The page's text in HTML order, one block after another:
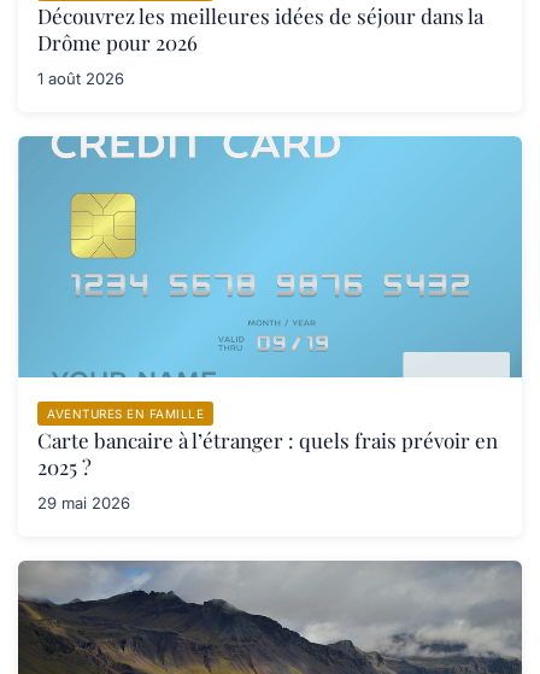
Découvrez les meilleures idées de séjour dans la
Drôme pour 2026
1 août 2026
AVENTURES EN FAMILLE
Carte bancaire à l’étranger : quels frais prévoir en
2025 ?
29 mai 2026